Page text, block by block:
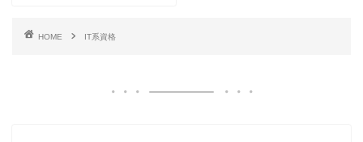
HOME IT系資格